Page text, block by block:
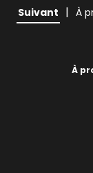
Suivant | À
À